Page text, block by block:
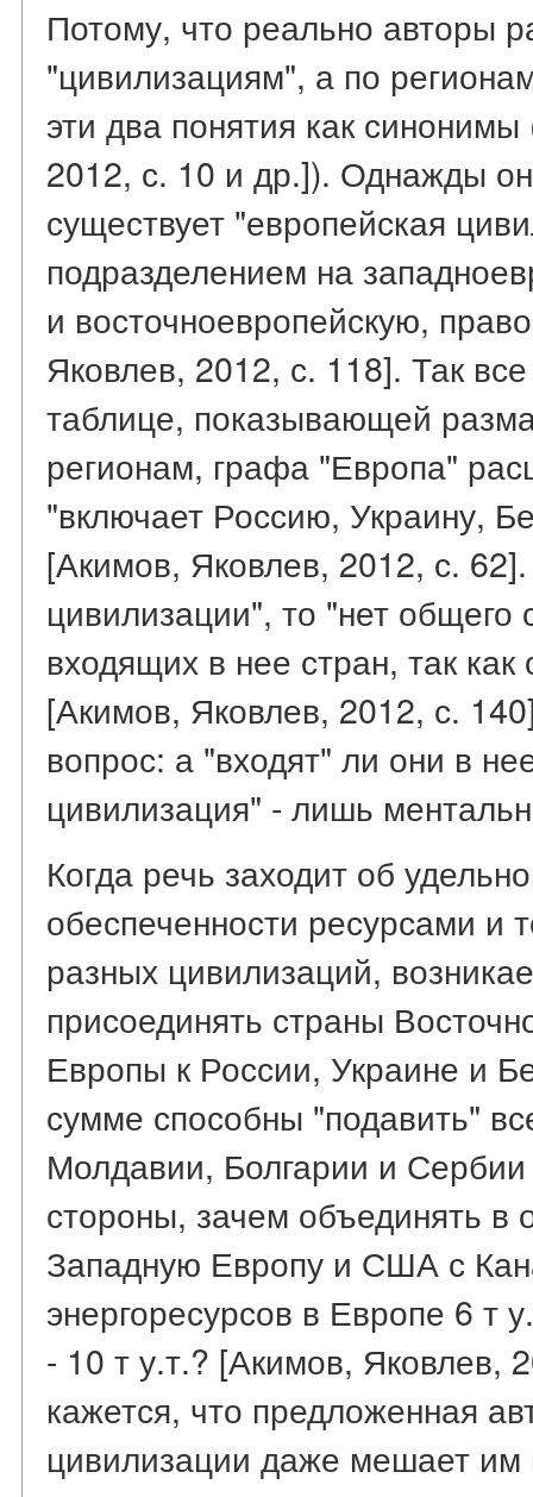
Потому, что реально авторы
"цивилизациям", а по
эти два понятия как
2012, с. 10 и др.]). Однажды
существует "европейская
подразделением на
и восточноевропейскую,
Яковлев, 2012, с. 118]. Так
таблице, показывающей
регионам, графа "Европа"
"включает Россию, Украину,
[Акимов, Яковлев, 2012, с.
цивилизации", то "нет общего
входящих в нее стран, так
[Акимов, Яковлев, 2012, с.
вопрос: а "входят" ли они в
цивилизация" - лишь
Когда речь заходит об
обеспеченности ресурсами и
разных цивилизаций,
присоединять страны
Европы к России, Украине и
сумме способны "подавить"
Молдавии, Болгарии и
стороны, зачем объединять в
Западную Европу и США с
энергоресурсов в Европе 6 т
- 10 т у.т.? [Акимов, Яковлев,
кажется, что предложенная
цивилизации даже мешает им